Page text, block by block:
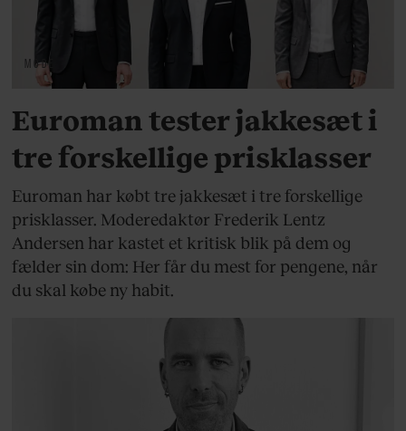
MODE
Euroman tester jakkesæt i
tre forskellige prisklasser
Euroman har købt tre jakkesæt i tre forskellige
prisklasser. Moderedaktør Frederik Lentz
Andersen har kastet et kritisk blik på dem og
fælder sin dom: Her får du mest for pengene, når
du skal købe ny habit.